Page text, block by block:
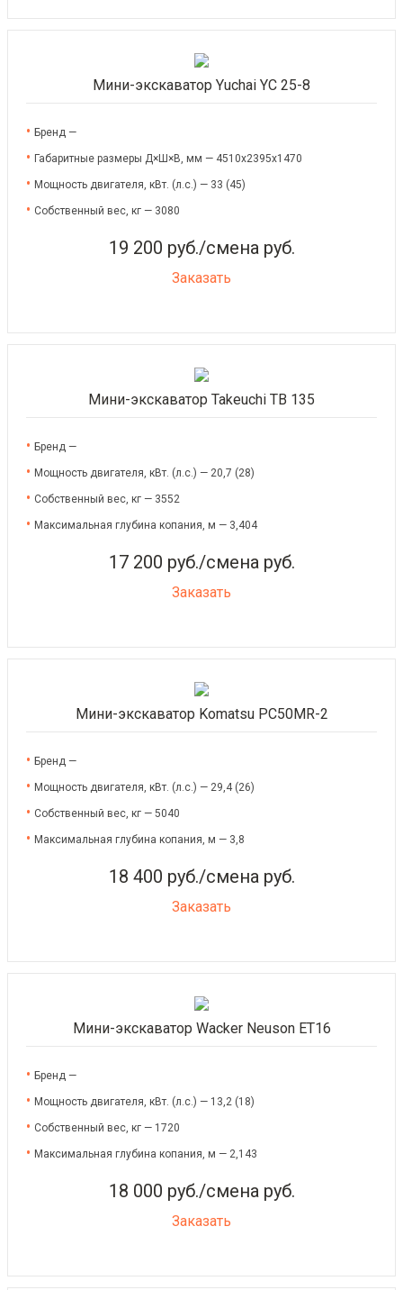
19 200 руб./смена руб.
Заказать
Мини-экскаватор Yuchai YC 25-8
Бренд —
Габаритные размеры Д×Ш×В, мм — 4510х2395х1470
Мощность двигателя, кВт. (л.с.) — 33 (45)
Собственный вес, кг — 3080
17 200 руб./смена руб.
Заказать
Мини-экскаватор Takeuchi TB 135
Бренд —
Мощность двигателя, кВт. (л.с.) — 20,7 (28)
Собственный вес, кг — 3552
Максимальная глубина копания, м — 3,404
18 400 руб./смена руб.
Заказать
Мини-экскаватор Komatsu PC50MR-2
Бренд —
Мощность двигателя, кВт. (л.с.) — 29,4 (26)
Собственный вес, кг — 5040
Максимальная глубина копания, м — 3,8
18 000 руб./смена руб.
Заказать
Мини-экскаватор Wacker Neuson ET16
Бренд —
Мощность двигателя, кВт. (л.с.) — 13,2 (18)
Собственный вес, кг — 1720
Максимальная глубина копания, м — 2,143